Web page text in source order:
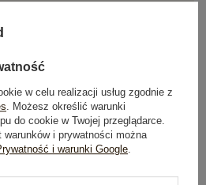
w celu realizacji usług zgodnie z
. Możesz określić warunki
do cookie w Twojej przeglądarce.
i prywatności można
i warunki Google